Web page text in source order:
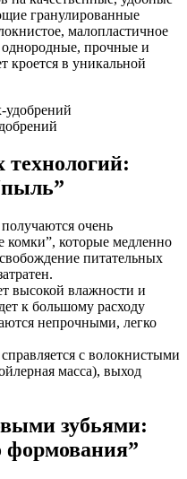
гранулированные
малопластичное
однородные, прочные и
кроется в уникальной
очень
которые медленно
питательных
высокой влажности и
к большому расходу
непрочными, легко
с волокнистыми
масса), выход
зубьями:
формования”